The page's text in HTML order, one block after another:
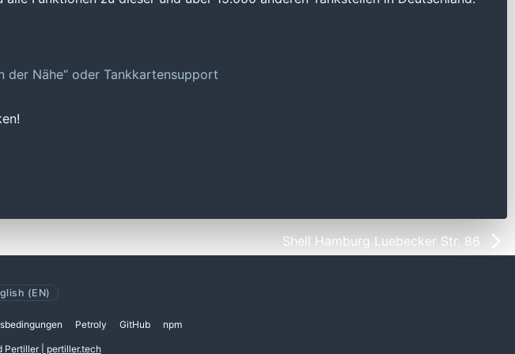
der Nähe“ oder Tankkartensupport
Shell Hamburg Luebecker Str. 86
(EN)
Petroly GitHub npm
| pertiller.tech